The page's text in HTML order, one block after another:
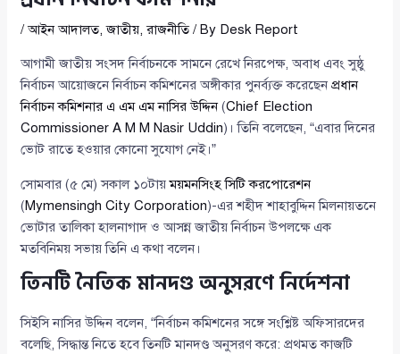
/আইন আদালত,জাতীয়,রাজনীতি/ By Desk Report
আগামী জাতীয় সংসদ নির্বাচনকে সামনে রেখে নিরপেক্ষ, অবাধ এবং সুষ্ঠু
নির্বাচন আয়োজনে নির্বাচন কমিশনের অঙ্গীকার পুনর্ব্যক্ত করেছেনপ্রধান
নির্বাচন কমিশনার এ এম এম নাসির উদ্দিন(Chief Election
Commissioner A M M Nasir Uddin)। তিনি বলেছেন, “এবার দিনের
ভোট রাতে হওয়ার কোনো সুযোগ নেই।”
সোমবার (৫ মে) সকাল ১০টায়ময়মনসিংহ সিটি করপোরেশন
(Mymensingh City Corporation)-এর শহীদ শাহাবুদ্দিন মিলনায়তনে
ভোটার তালিকা হালনাগাদ ও আসন্ন জাতীয় নির্বাচন উপলক্ষে এক
মতবিনিময় সভায় তিনি এ কথা বলেন।
তিনটি নৈতিক মানদণ্ড অনুসরণে নির্দেশনা
সিইসি নাসির উদ্দিন বলেন, “নির্বাচন কমিশনের সঙ্গে সংশ্লিষ্ট অফিসারদের
বলেছি, সিদ্ধান্ত নিতে হবে তিনটি মানদণ্ড অনুসরণ করে: প্রথমত কাজটি